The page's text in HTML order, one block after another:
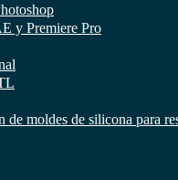
y Premiere Pro
de moldes de silicona para